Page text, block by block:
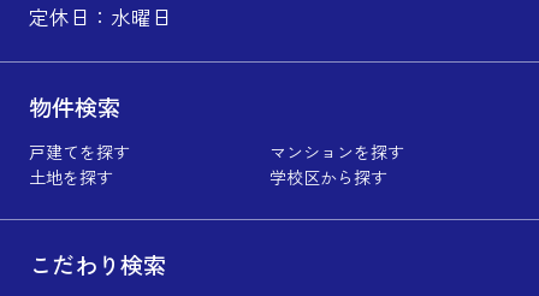
定休日：水曜日
物件検索
戸建てを探す
マンションを探す
土地を探す
学校区から探す
こだわり検索